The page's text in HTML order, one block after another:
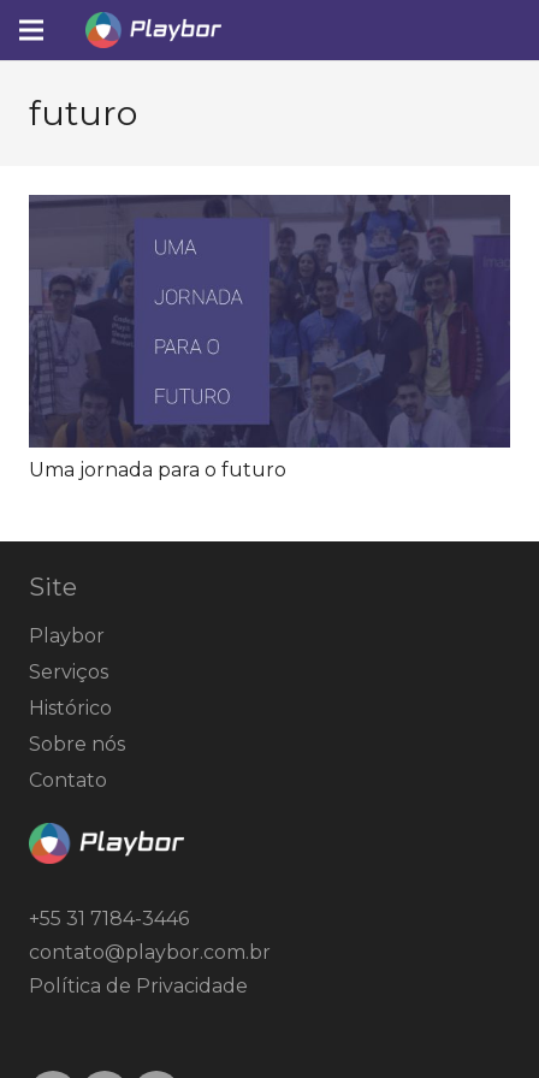
futuro
Uma jornada para o futuro
Site
Playbor
Serviços
Histórico
Sobre nós
Contato
+55 31 7184-3446
contato@playbor.com.br
Política de Privacidade